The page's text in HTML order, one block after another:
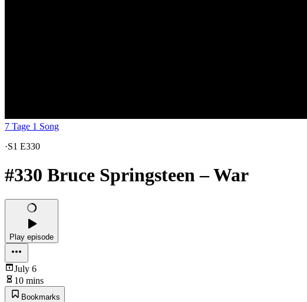
7 Tage 1 Song
·S1 E330
#330 Bruce Springsteen – War
Play episode
July 6
10 mins
Bookmarks